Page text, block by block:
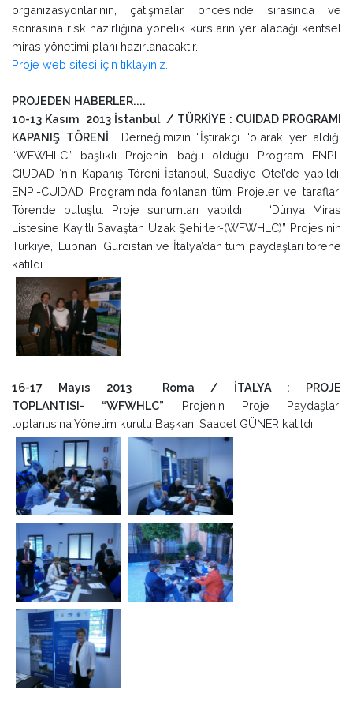
organizasyonlarının, çatışmalar öncesinde sırasında ve
sonrasına risk hazırlığına yönelik kursların yer alacağı kentsel
miras yönetimi planı hazırlanacaktır.
Proje web sitesi için tıklayınız.
PROJEDEN HABERLER....
10-13 Kasım 2013 İstanbul / TÜRKİYE : CUIDAD PROGRAMI
KAPANIŞ TÖRENİ Derneğimizin “İştirakçi “olarak yer aldığı
“WFWHLC” başlıklı Projenin bağlı olduğu Program ENPI-
CIUDAD ‘nın Kapanış Töreni İstanbul, Suadiye Otel’de yapıldı.
ENPI-CUIDAD Programında fonlanan tüm Projeler ve tarafları
Törende buluştu. Proje sunumları yapıldı. “Dünya Miras
Listesine Kayıtlı Savaştan Uzak Şehirler-(WFWHLC)” Projesinin
Türkiye,, Lübnan, Gürcistan ve İtalya’dan tüm paydaşları törene
katıldı.
16-17 Mayıs 2013 Roma / İTALYA : PROJE
TOPLANTISI- “WFWHLC” Projenin Proje Paydaşları
toplantısına Yönetim kurulu Başkanı Saadet GÜNER katıldı.